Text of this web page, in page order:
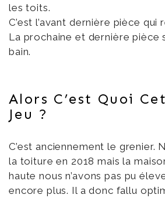
les toits.
C’est l’avant dernière pièce qui
La prochaine et dernière pièce
bain.
Alors C’est Quoi
Jeu ?
C’est anciennement le grenier.
la toiture en 2018 mais la
haute nous n’avons pas pu
encore plus. Il a donc fallu